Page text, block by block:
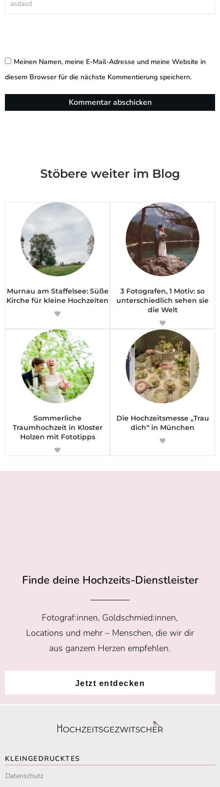
Meinen Namen, meine E-Mail-Adresse und meine Website in
diesem Browser für die nächste Kommentierung speichern.
Kommentar abschicken
Stöbere weiter im Blog
Murnau am Staffelsee: Süße
Kirche für kleine Hochzeiten
3 Fotografen, 1 Motiv: so
unterschiedlich sehen sie
die Welt
Sommerliche
Traumhochzeit in Kloster
Holzen mit Fototipps
Die Hochzeitsmesse „Trau
dich“ in München
Finde deine Hochzeits-Dienstleister
Fotograf:innen, Goldschmied:innen,
Locations und mehr – Menschen, die wir dir
aus ganzem Herzen empfehlen.
Jetzt entdecken
KLEINGEDRUCKTES
Datenschutz